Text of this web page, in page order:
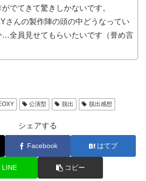
でてきて驚きしかないです。
さんの製作陣の頭の中どうなってい
…全員見せてもらいたいです（誉め言
公演型 脱出 脱出感想
シェアする
Facebook はてブ
LINE コピー